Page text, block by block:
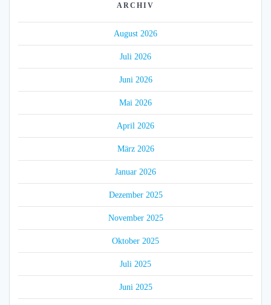
ARCHIV
August 2026
Juli 2026
Juni 2026
Mai 2026
April 2026
März 2026
Januar 2026
Dezember 2025
November 2025
Oktober 2025
Juli 2025
Juni 2025